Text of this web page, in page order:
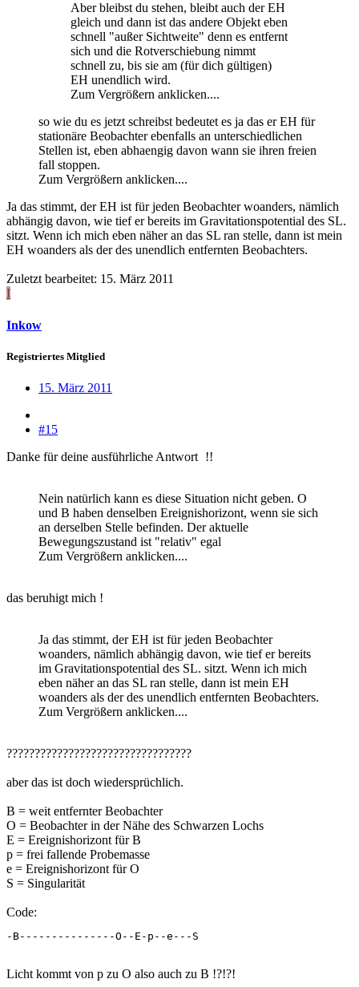
Aber bleibst du stehen, bleibt auch der EH
gleich und dann ist das andere Objekt eben
schnell "außer Sichtweite" denn es entfernt
sich und die Rotverschiebung nimmt
schnell zu, bis sie am (für dich gültigen)
EH unendlich wird.
Zum Vergrößern anklicken....
so wie du es jetzt schreibst bedeutet es ja das er EH für
stationäre Beobachter ebenfalls an unterschiedlichen
Stellen ist, eben abhaengig davon wann sie ihren freien
fall stoppen.
Zum Vergrößern anklicken....
Ja das stimmt, der EH ist für jeden Beobachter woanders, nämlich
abhängig davon, wie tief er bereits im Gravitationspotential des SL.
sitzt. Wenn ich mich eben näher an das SL ran stelle, dann ist mein
EH woanders als der des unendlich entfernten Beobachters.
Zuletzt bearbeitet: 15. März 2011
I
Inkow
Registriertes Mitglied
15. März 2011
#15
Danke für deine ausführliche Antwort !!
Nein natürlich kann es diese Situation nicht geben. O
und B haben denselben Ereignishorizont, wenn sie sich
an derselben Stelle befinden. Der aktuelle
Bewegungszustand ist "relativ" egal
Zum Vergrößern anklicken....
das beruhigt mich !
Ja das stimmt, der EH ist für jeden Beobachter
woanders, nämlich abhängig davon, wie tief er bereits
im Gravitationspotential des SL. sitzt. Wenn ich mich
eben näher an das SL ran stelle, dann ist mein EH
woanders als der des unendlich entfernten Beobachters.
Zum Vergrößern anklicken....
?????????????????????????????????
aber das ist doch wiedersprüchlich.
B = weit entfernter Beobachter
O = Beobachter in der Nähe des Schwarzen Lochs
E = Ereignishorizont für B
p = frei fallende Probemasse
e = Ereignishorizont für O
S = Singularität
Code:
-B---------------O--E-p--e---S
Licht kommt von p zu O also auch zu B !?!?!